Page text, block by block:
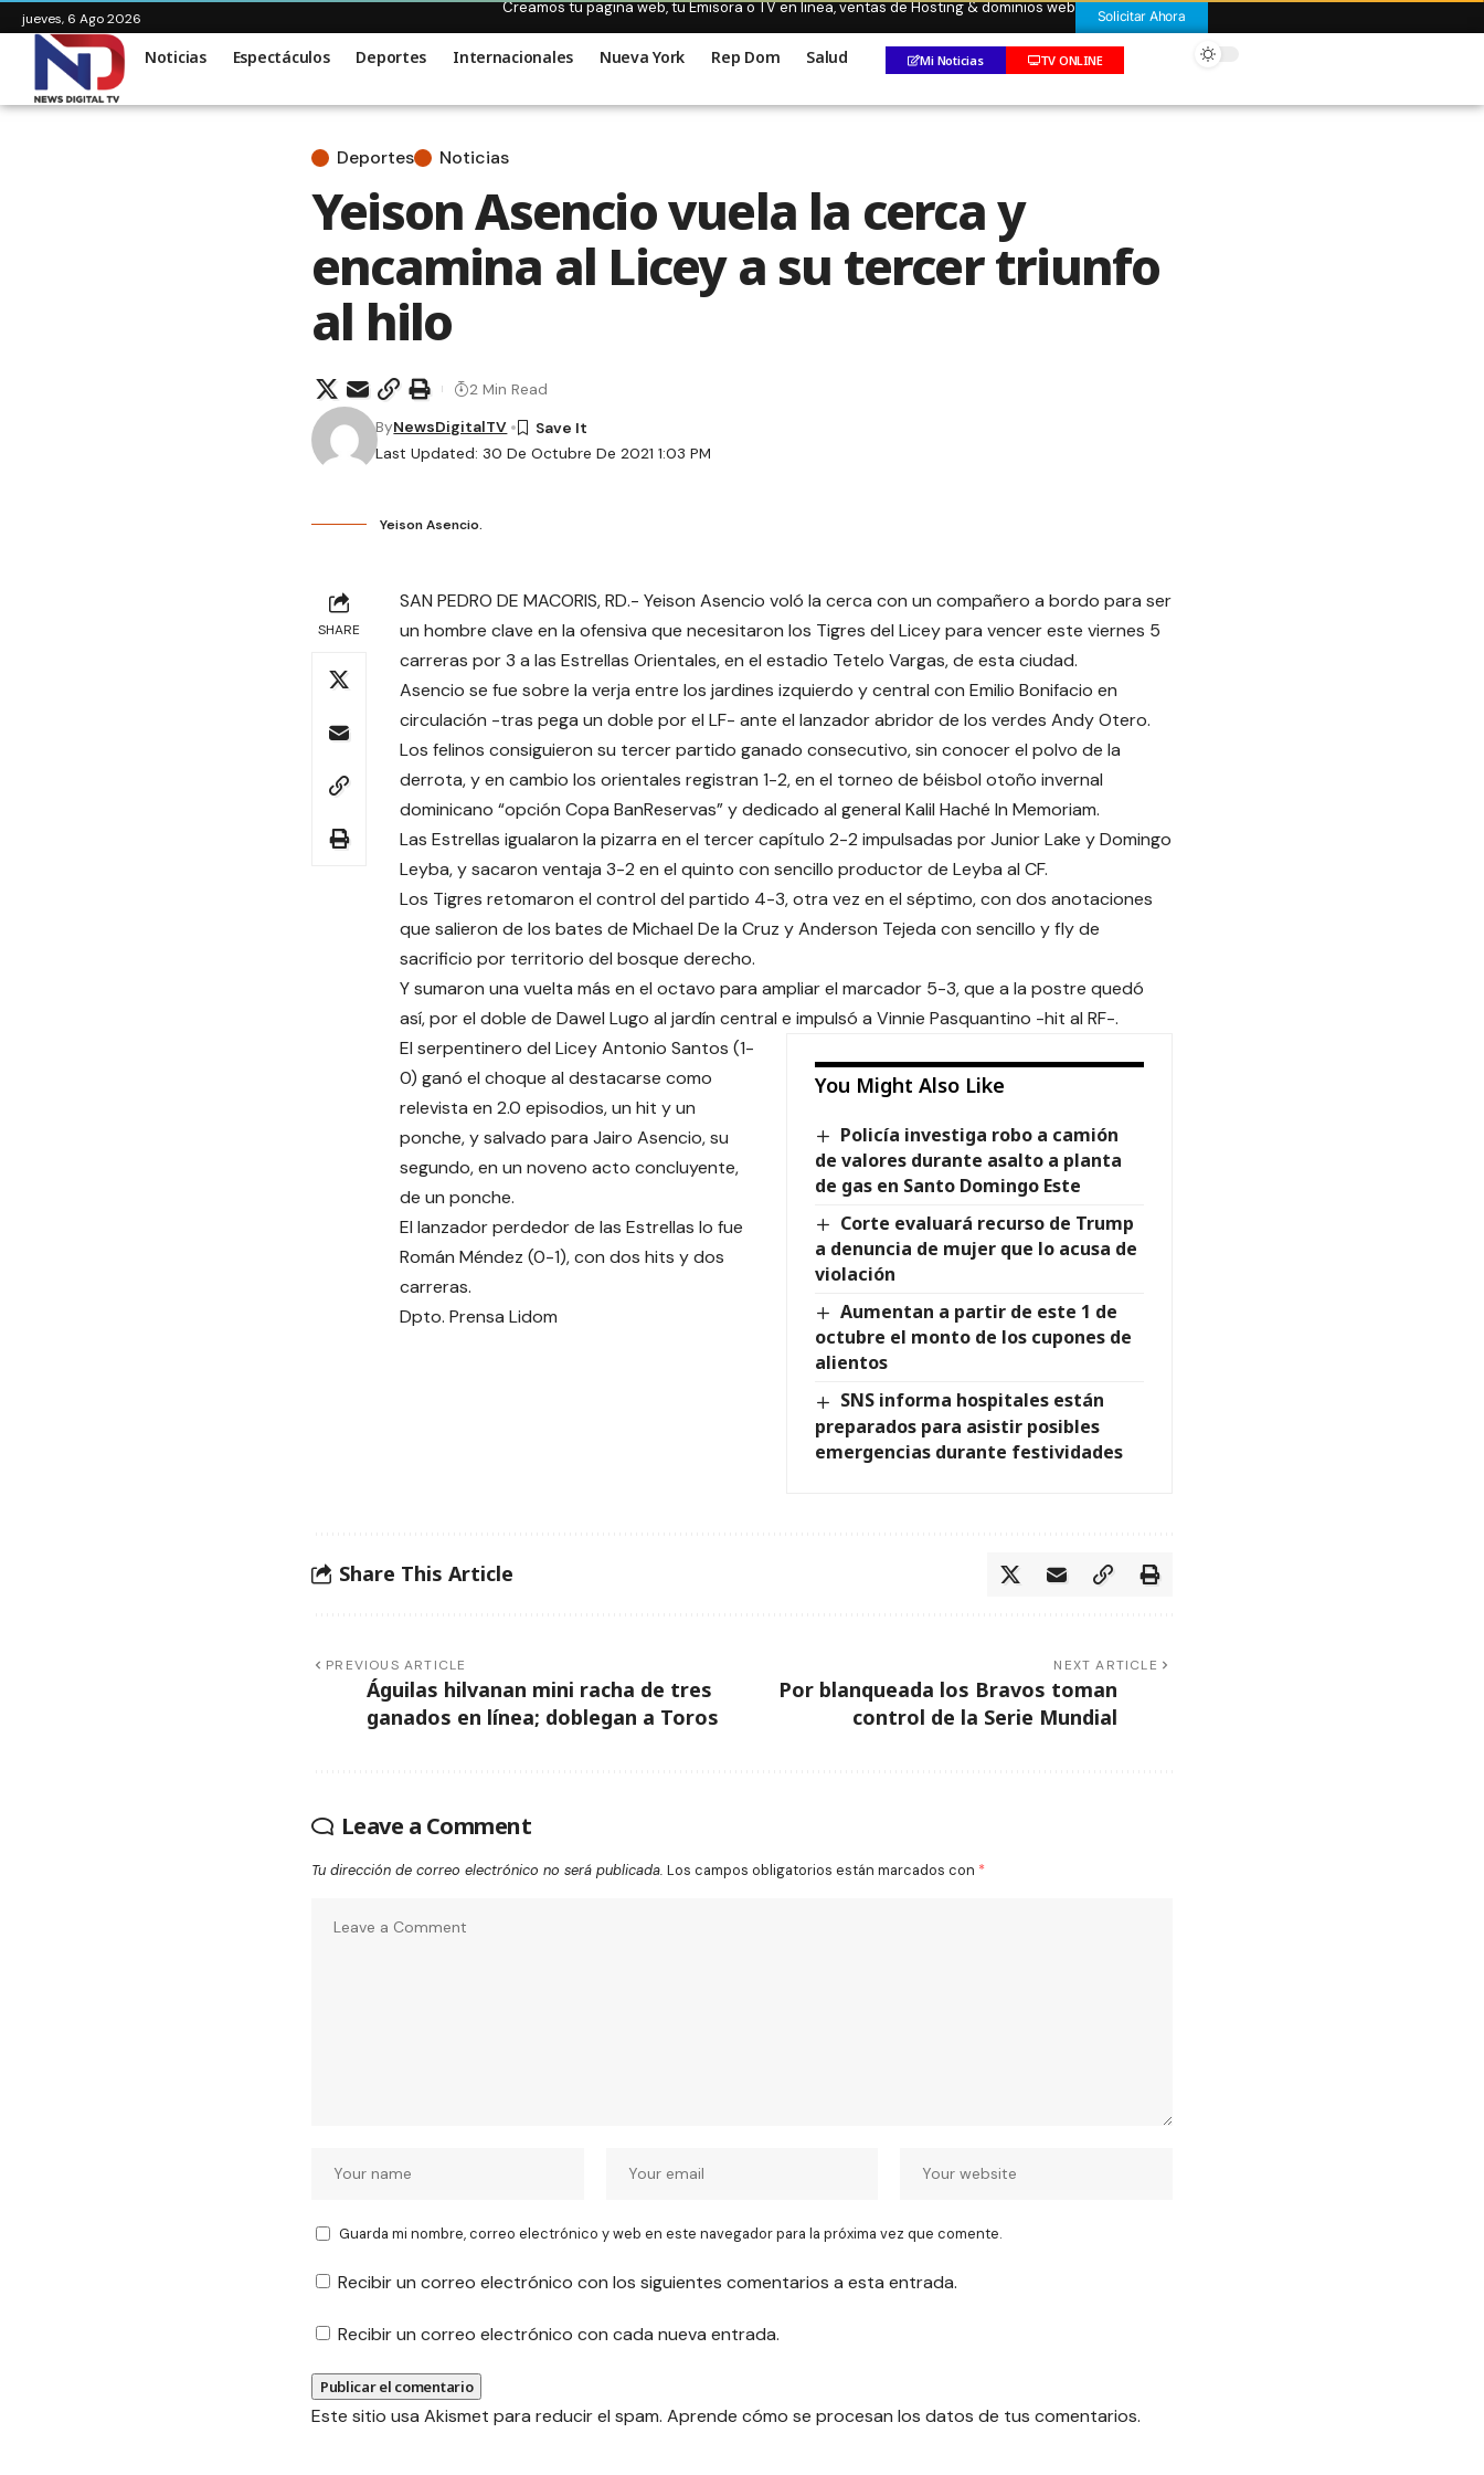
jueves, 6 Ago 2026
Creamos tu pagina web, tu Emisora o TV en linea, ventas de Hosting & dominios web Solicitar Ahora
Noticias Espectáculos Deportes Internacionales Nueva York Rep Dom Salud Mi Noticias TV ONLINE
Deportes Noticias
Yeison Asencio vuela la cerca y
encamina al Licey a su tercer triunfo
al hilo
Last Updated: 30 De Octubre De 2021 1:03 PM
ByNewsDigitalTV
2 Min Read
Yeison Asencio.
SHARE
SAN PEDRO DE MACORIS, RD.- Yeison Asencio voló la cerca con un compañero a bordo para ser
un hombre clave en la ofensiva que necesitaron los Tigres del Licey para vencer este viernes 5
carreras por 3 a las Estrellas Orientales, en el estadio Tetelo Vargas, de esta ciudad.
Asencio se fue sobre la verja entre los jardines izquierdo y central con Emilio Bonifacio en
circulación -tras pega un doble por el LF- ante el lanzador abridor de los verdes Andy Otero.
Los felinos consiguieron su tercer partido ganado consecutivo, sin conocer el polvo de la
derrota, y en cambio los orientales registran 1-2, en el torneo de béisbol otoño invernal
dominicano “opción Copa BanReservas” y dedicado al general Kalil Haché In Memoriam.
Las Estrellas igualaron la pizarra en el tercer capítulo 2-2 impulsadas por Junior Lake y Domingo
Leyba, y sacaron ventaja 3-2 en el quinto con sencillo productor de Leyba al CF.
Los Tigres retomaron el control del partido 4-3, otra vez en el séptimo, con dos anotaciones
que salieron de los bates de Michael De la Cruz y Anderson Tejeda con sencillo y fly de
sacrificio por territorio del bosque derecho.
Y sumaron una vuelta más en el octavo para ampliar el marcador 5-3, que a la postre quedó
así, por el doble de Dawel Lugo al jardín central e impulsó a Vinnie Pasquantino -hit al RF-.
You Might Also Like
Policía investiga robo a camión
de valores durante asalto a planta
de gas en Santo Domingo Este
Corte evaluará recurso de Trump
a denuncia de mujer que lo acusa de
violación
Aumentan a partir de este 1 de
octubre el monto de los cupones de
alientos
SNS informa hospitales están
preparados para asistir posibles
emergencias durante festividades
El serpentinero del Licey Antonio Santos (1-
0) ganó el choque al destacarse como
relevista en 2.0 episodios, un hit y un
ponche, y salvado para Jairo Asencio, su
segundo, en un noveno acto concluyente,
de un ponche.
El lanzador perdedor de las Estrellas lo fue
Román Méndez (0-1), con dos hits y dos
carreras.
Dpto. Prensa Lidom
Share This Article
PREVIOUS ARTICLE
Águilas hilvanan mini racha de tres
ganados en línea; doblegan a Toros
NEXT ARTICLE
Por blanqueada los Bravos toman
control de la Serie Mundial
Leave a Comment
Tu dirección de correo electrónico no será publicada. Los campos obligatorios están marcados con *
Guarda mi nombre, correo electrónico y web en este navegador para la próxima vez que comente.
Recibir un correo electrónico con los siguientes comentarios a esta entrada.
Recibir un correo electrónico con cada nueva entrada.
Este sitio usa Akismet para reducir el spam. Aprende cómo se procesan los datos de tus comentarios.